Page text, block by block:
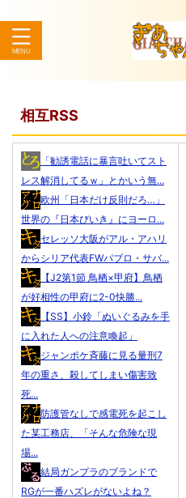
検索
相互RSS
「勧誘電話に暴言吐いてスト
レス解消してるｗ」とかいう無...
欧州「日本だけ反則だろ…」
世界の『日本びいき』にヨーロ...
セレッソ大阪がアル・アハリ
からシリア代表FWパブロ・サバ...
【J2第1節 鳥栖×甲府】鳥栖
が好相性の甲府に2-0快勝...
【SS】小鈴「ぬいぐるみを手
に入れた人への注意喚起」
ジャンポケ斉藤に見る量刑7
年の重さ、殺してしまい傷害致
死...
防護管なしで感電死を起こし
た某工務店、「そんな危険な現
場...
結局ガンプラのブランドで
RGが一番ハズレがないよね？